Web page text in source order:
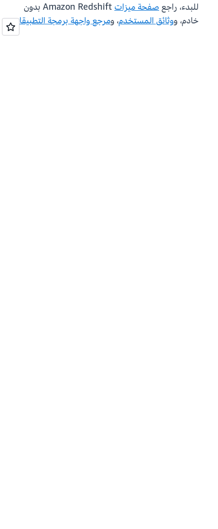
للبدء، راجعصفحة ميزات
Amazon Redshift بدون
خادم، ووثائق المستخدم، ومرجع واجهة برمجة التطبيقات.